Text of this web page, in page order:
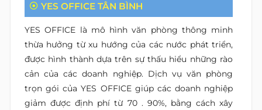
YES OFFICE TÂN BÌNH
YES OFFICE là mô hình văn phòng thông minh
thừa hưởng từ xu hướng của các nước phát triển,
được hình thành dựa trên sự thấu hiểu những rào
cản của các doanh nghiệp. Dịch vụ văn phòng
trọn gói của YES OFFICE giúp các doanh nghiệp
giảm được định phí từ 70 . 90%, bằng cách xây